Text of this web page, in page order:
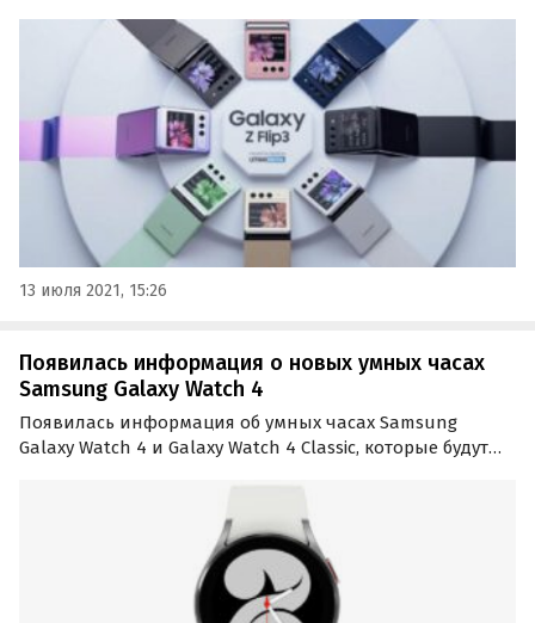
батарею на 2300 мА•ч и на 903 мА•ч (3203 мА•ч в сумме) и
дополнительный дисплей.
13 июля 2021, 15:26
Появилась информация о новых умных часах
Samsung Galaxy Watch 4
Появилась информация об умных часах Samsung
Galaxy Watch 4 и Galaxy Watch 4 Classic, которые будут